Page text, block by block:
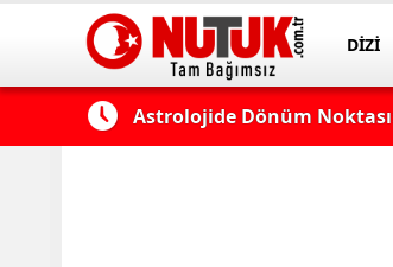
DİZİ
Astrolojide Dönüm